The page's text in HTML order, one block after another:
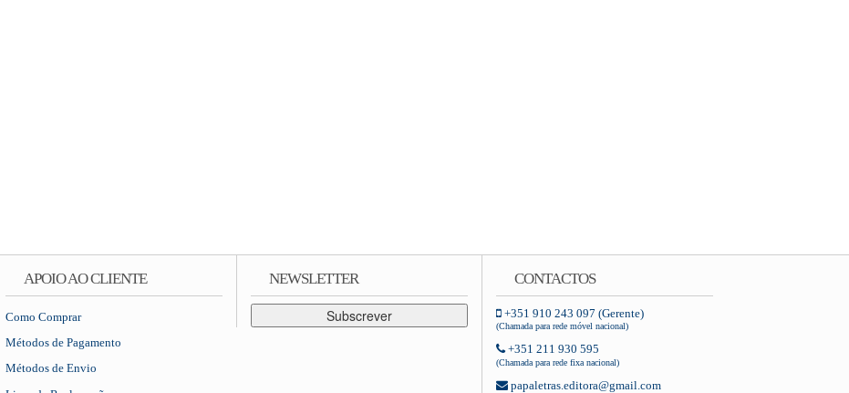
APOIO AO CLIENTE
Como Comprar
Métodos de Pagamento
Métodos de Envio
NEWSLETTER
Subscrever
CONTACTOS
+351 910 243 097 (Gerente)
(Chamada para rede móvel nacional)
+351 211 930 595
(Chamada para rede fixa nacional)
papaletras.editora@gmail.com